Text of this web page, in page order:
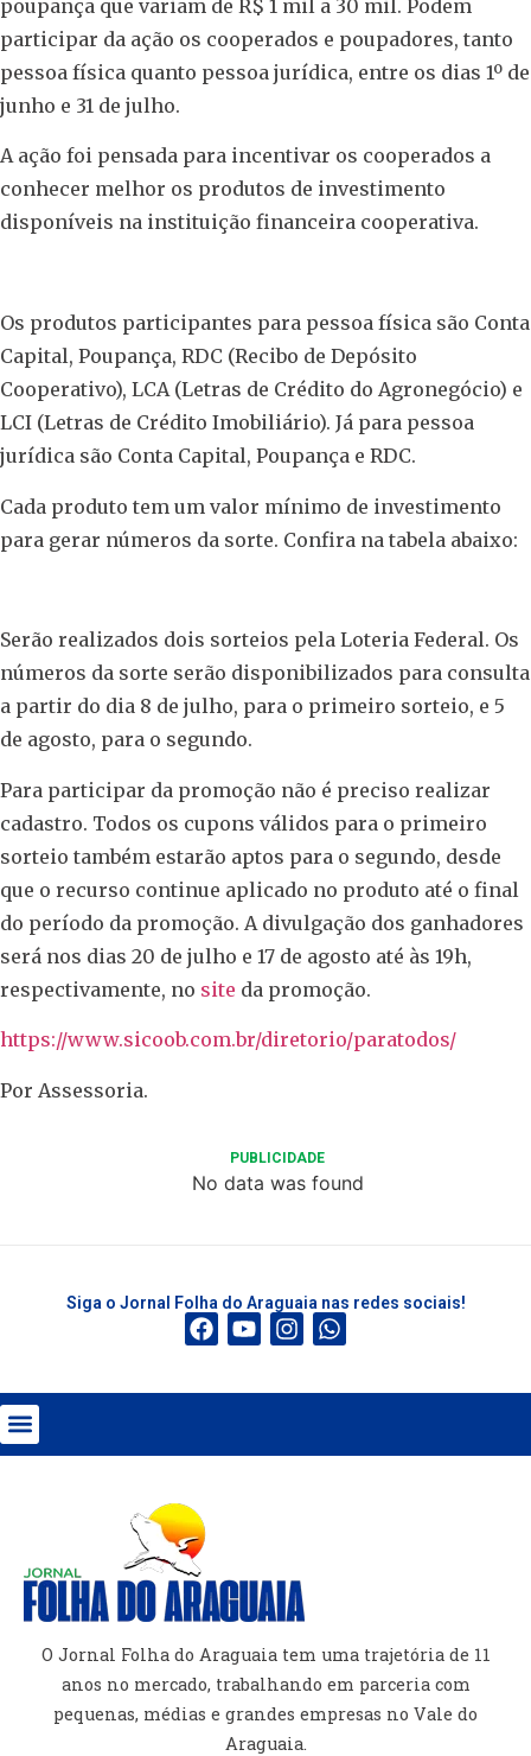
poupança que variam de R$ 1 mil a 30 mil. Podem
participar da ação os cooperados e poupadores, tanto
pessoa física quanto pessoa jurídica, entre os dias 1º de
junho e 31 de julho.
A ação foi pensada para incentivar os cooperados a
conhecer melhor os produtos de investimento
disponíveis na instituição financeira cooperativa.
Os produtos participantes para pessoa física são Conta
Capital, Poupança, RDC (Recibo de Depósito
Cooperativo), LCA (Letras de Crédito do Agronegócio) e
LCI (Letras de Crédito Imobiliário). Já para pessoa
jurídica são Conta Capital, Poupança e RDC.
Cada produto tem um valor mínimo de investimento
para gerar números da sorte. Confira na tabela abaixo:
Serão realizados dois sorteios pela Loteria Federal. Os
números da sorte serão disponibilizados para consulta
a partir do dia 8 de julho, para o primeiro sorteio, e 5
de agosto, para o segundo.
Para participar da promoção não é preciso realizar
cadastro. Todos os cupons válidos para o primeiro
sorteio também estarão aptos para o segundo, desde
que o recurso continue aplicado no produto até o final
do período da promoção. A divulgação dos ganhadores
será nos dias 20 de julho e 17 de agosto até às 19h,
respectivamente, no site da promoção.
https://www.sicoob.com.br/diretorio/paratodos/
Por Assessoria.
PUBLICIDADE
No data was found
Siga o Jornal Folha do Araguaia nas redes sociais!
O Jornal Folha do Araguaia tem uma trajetória de 11
anos no mercado, trabalhando em parceria com
pequenas, médias e grandes empresas no Vale do
Araguaia.